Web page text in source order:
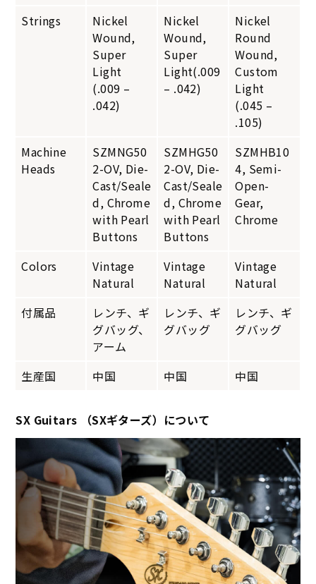
Strings
Nickel
Wound,
Super
Light
(.009 –
.042)
Nickel
Wound,
Super
Light(.009
– .042)
Nickel
Round
Wound,
Custom
Light
(.045 –
.105)
Machine
Heads
SZMNG50
2-OV, Die-
Cast/Seale
d, Chrome
with Pearl
Buttons
SZMHG50
2-OV, Die-
Cast/Seale
d, Chrome
with Pearl
Buttons
SZMHB10
4, Semi-
Open-
Gear,
Chrome
Colors
Vintage
Natural
Vintage
Natural
Vintage
Natural
付属品
レンチ、ギ
グバッグ、
アーム
レンチ、ギ
グバッグ
レンチ、ギ
グバッグ
生産国 中国 中国 中国
SX Guitars （SXギターズ）について